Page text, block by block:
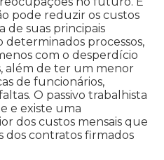
pode reduzir os custos
de suas principais
determinados processos,
com o desperdício
além de ter um menor
de funcionários,
O passivo trabalhista
e existe uma
dos custos mensais que
dos contratos firmados